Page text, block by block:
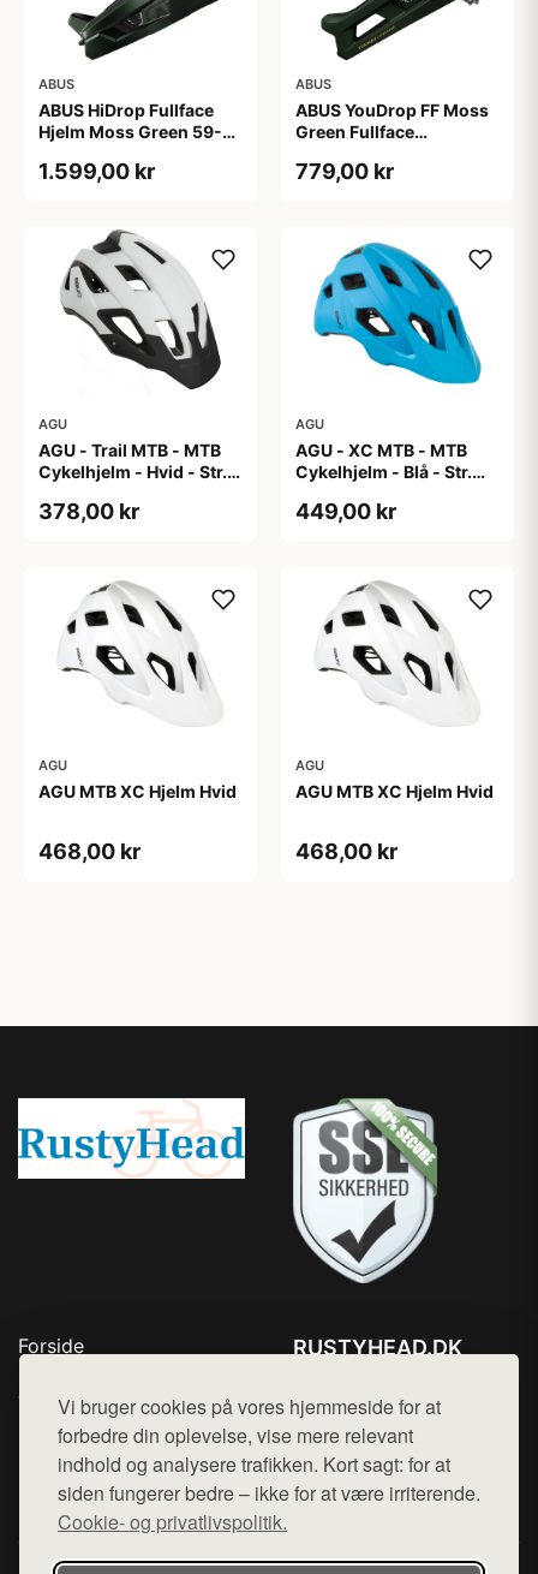
Vi bruger cookies på vores hjemmeside for at
forbedre din oplevelse, vise mere relevant
indhold og analysere trafikken. Kort sagt: for at
siden fungerer bedre – ikke for at være irriterende.
Cookie- og privatlivspolitik.
ABUS
ABUS HiDrop Fullface
Hjelm Moss Green 59-
1.599,00 kr
ABUS
ABUS YouDrop FF Moss
Green Fullface
779,00 kr
AGU
AGU - Trail MTB - MTB
Cykelhjelm - Hvid - Str.
378,00 kr
AGU
AGU - XC MTB - MTB
Cykelhjelm - Blå - Str.
449,00 kr
AGU
AGU MTB XC Hjelm Hvid
468,00 kr
AGU
AGU MTB XC Hjelm Hvid
468,00 kr
Forside
Top Rabatter
Kontakt
RUSTYHEAD.DK
Mail: hej@want.dk
Cookie- og privatlivspolitik